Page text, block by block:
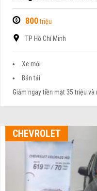
800triệu
TP Hồ Chí Minh
Xe mới
Bán tải
Giảm ngay tiền mặt 35 triệu
CHEVROLET